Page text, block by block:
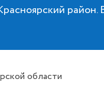
район.
области